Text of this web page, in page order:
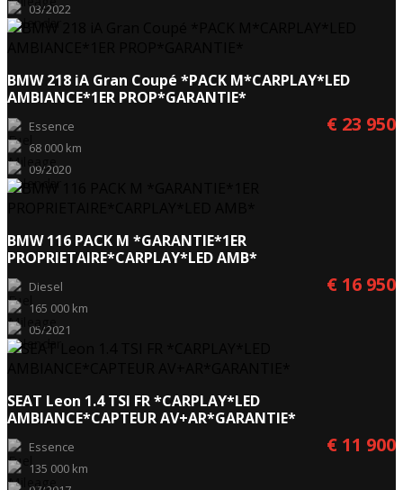
03/2022
BMW 218 iA Gran Coupé *PACK M*CARPLAY*LED
AMBIANCE*1ER PROP*GARANTIE*
Essence
68 000 km
09/2020
€ 23 950
BMW 116 PACK M *GARANTIE*1ER
PROPRIETAIRE*CARPLAY*LED AMB*
Diesel
165 000 km
05/2021
€ 16 950
SEAT Leon 1.4 TSI FR *CARPLAY*LED
AMBIANCE*CAPTEUR AV+AR*GARANTIE*
Essence
135 000 km
€ 11 900